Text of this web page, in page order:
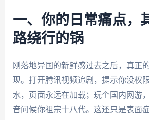
一、你的日常痛点，
路绕行的锅
刚落地异国的新鲜感过去之后，真正
现。打开腾讯视频追剧，提示你没权
水，页面永远在加载；玩个国内网游
音问候你祖宗十八代。这还只是表面